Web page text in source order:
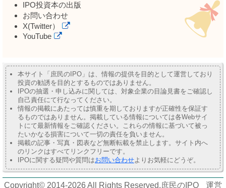
IPO投資本の出版
お問い合わせ
X(Twitter）
YouTube
本サイト「庶民のIPO」は、情報の提供を目的として運営しており
投資の勧誘を目的とするものではありません。
IPOの抽選・申し込みに関しては、対象企業の目論見書をご確認し
自己責任にて行なってください。
情報の掲載にあたっては慎重を期しておりますが正確性を保証す
るものではありません。掲載している情報については各Webサイ
トにて最新情報をご確認ください。これらの情報に基づいて被っ
たいかなる損害について一切の責任を負いません。
掲載の記事・写真・図表など無断転載を禁止します。サイト内へ
のリンクはすべてリンクフリーです。
IPOに関する疑問や質問はお問い合わせよりお気軽にどうぞ。
Copyright© 2014-2026 All Rights Reserved.庶民のIPO 運営